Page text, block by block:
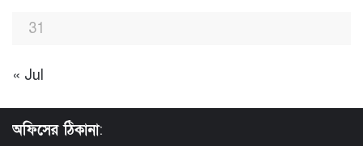
31
« Jul
অফিসের ঠিকানা: